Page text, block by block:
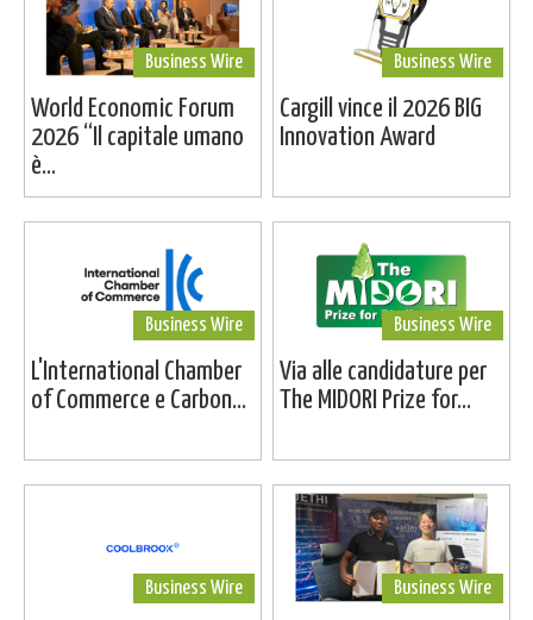
Business Wire
World Economic Forum
2026 “Il capitale umano
è...
Business Wire
Cargill vince il 2026 BIG
Innovation Award
Business Wire
L'International Chamber
of Commerce e Carbon...
Business Wire
Via alle candidature per
The MIDORI Prize for...
Business Wire Business Wire